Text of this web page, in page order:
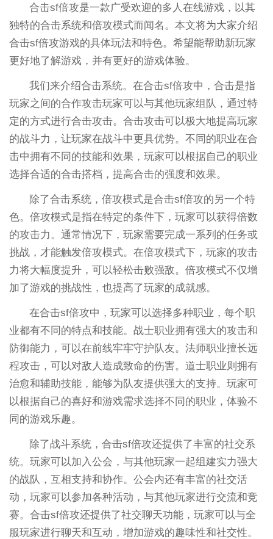
合击sf倍攻是一款广受欢迎的多人在线游戏，以其
独特的合击系统和倍攻模式而闻名。本文将为大家介绍
合击sf倍攻游戏的具体玩法和特色。希望能帮助新玩家
更好地了解游戏，并有更好的游戏体验。
我们来介绍合击系统。在合击sf倍攻中，合击是指
玩家之间的合作攻击玩家可以与其他玩家组队，通过特
定的方式进行合击攻击。合击攻击可以极大地提高玩家
的战斗力，让玩家在战斗中更具优势。不同的职业在合
击中拥有不同的技能和效果，玩家可以根据自己的职业
选择合适的合击搭档，提高合击的强度和效果。
除了合击系统，倍攻模式是合击sf倍攻的另一个特
色。倍攻模式是指在特定的条件下，玩家可以获得倍数
的攻击力。通常情况下，玩家需要完成一系列的任务或
挑战，才能触发倍攻模式。在倍攻模式下，玩家的攻击
力将大幅度提升，可以轻松击败强敌。倍攻模式不仅增
加了游戏的挑战性，也提高了玩家的成就感。
在合击sf倍攻中，玩家可以选择多种职业，每个职
业都有不同的特点和技能。战士职业拥有强大的攻击和
防御能力，可以在前线牢牢守护队友。法师职业擅长远
程攻击，可以对敌人造成致命的伤害。道士职业则拥有
治愈和辅助技能，能够为队友提供强大的支持。玩家可
以根据自己的喜好和游戏需求选择不同的职业，体验不
同的游戏乐趣。
除了战斗系统，合击sf倍攻还提供了丰富的社交系
统。玩家可以加入公会，与其他玩家一起组建实力强大
的战队，互相支持和协作。公会内还有丰富的社交活
动，玩家可以参加各种活动，与其他玩家进行交流和竞
赛。合击sf倍攻还提供了社交聊天功能，玩家可以与全
服玩家进行聊天和互动，增加游戏的趣味性和社交性。